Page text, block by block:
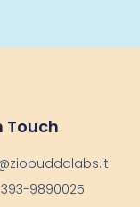
Touch
9890025